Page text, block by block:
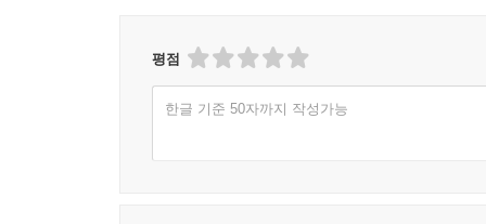
합의된 결정의 기록 방식
협업 성과의 확인 방식
일정 수립의 기본 단위
평점
한글 기준 50자까지 작성가능